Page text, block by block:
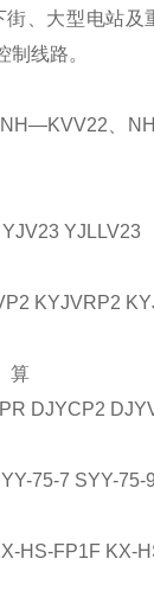
大型电站及
线路。
、
YJLLV23
KYJVRP2
DJYCP2
75-7 SYY-75-9
FP1F KX-